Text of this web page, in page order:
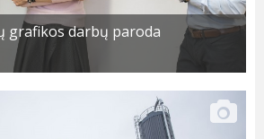
grafikos darbų paroda